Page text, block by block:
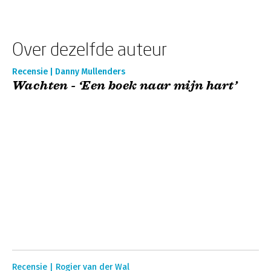
Over dezelfde auteur
Recensie | Danny Mullenders
Wachten - ‘Een boek naar mijn hart’
Recensie | Rogier van der Wal